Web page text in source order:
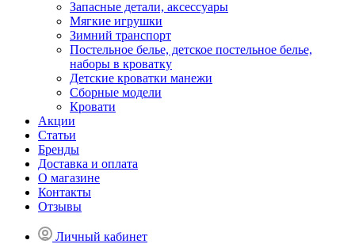
Запасные детали, аксессуары
Мягкие игрушки
Зимний транспорт
Постельное белье, детское постельное белье,
наборы в кроватку
Детские кроватки манежи
Сборные модели
Кровати
Акции
Статьи
Бренды
Доставка и оплата
О магазине
Контакты
Отзывы
Личный кабинет